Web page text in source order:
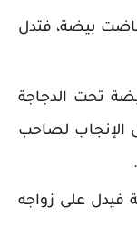
بيضة، فتدل
تحت الدجاجة
الإنجاب لصاحب
فيدل على زواجه